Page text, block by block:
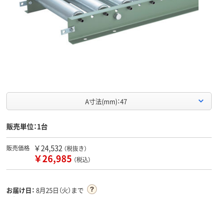
A寸法(mm)：47
販売単位：1台
販売価格 ￥24,532 （税抜き）
￥26,985 （税込）
お届け日： 8月25日（火）まで